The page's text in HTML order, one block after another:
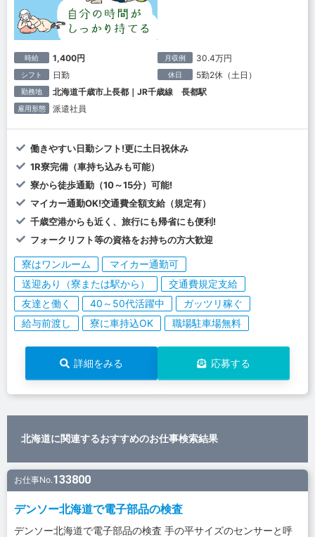
時給 1,400円 月収例 30.4万円
シフト 日勤 休日 5勤2休（土日）
勤務地 北海道千歳市上長都｜JR千歳線 長都駅
雇用形態 派遣社員
働きやすい日勤シフト!更に土日祝休み
1R寮完備（車持ち込みも可能）
寮から徒歩通勤（10～15分）可能!
マイカー通勤OK!交通費全額支給（規定有）
千歳空港からも近く、旅行にも帰省にも便利!
フォークリフト等の資格をお持ちの方大歓迎
寮はワンルーム
マイカー通勤可
送迎あり（寮または駅から）
交通費規定支給
友達と働く
40～50代活躍中
ガッツリ稼ぐ
給与前渡し
寮に車持込OK 職場駐車場無料
詳細をみる 応募する
北海道に関連するおすすめのお仕事検索結果
お仕事No.133800
デンソー北海道で電子部品の検査
デンソー北海道で電子部品の検査 手の平サイズのセンサーと呼